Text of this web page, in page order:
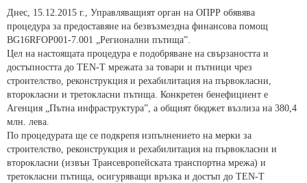
Днес, 15.12.2015 г., Управляващият орган на ОПРР обявява
процедура за предоставяне на безвъзмездна финансова помощ
BG16RFOP001-7.001 „Регионални пътища”.
Цел на настоящата процедура е подобряване на свързаността и
достъпността до TEN-T мрежата за товари и пътници чрез
строителство, реконструкция и рехабилитация на първокласни,
второкласни и третокласни пътища. Конкретен бенефициент е
Агенция „Пътна инфраструктура”, а общият бюджет възлиза на 380,4
млн. лева.
По процедурата ще се подкрепя изпълнението на мерки за
строителство, реконструкция и рехабилитация на първокласни и
второкласни (извън Трансевропейската транспортна мрежа) и
третокласни пътища, осигуряващи връзка и достъп до TEN-T